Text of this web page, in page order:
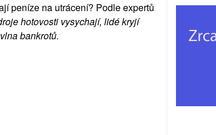
peníze na utrácení? Podle expertů
hotovosti vysychají, lidé kryjí
bankrotů.